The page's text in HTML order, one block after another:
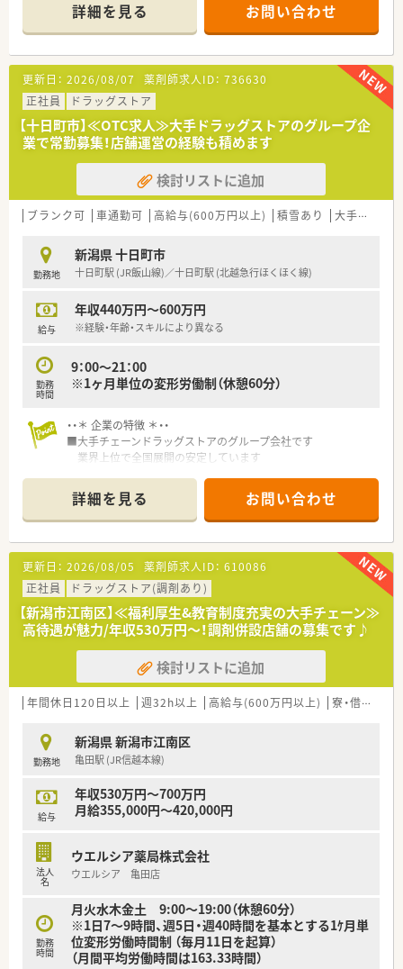
≪こんな企業です≫
■プライム上場している大手ドラッグストアのグループ企業で
す。
■創業から100年を迎えた歴史ある企業です。
■新潟県と福島県にて64店舗展開しています。
≪働く環境について≫
■メインの業務はOTC販売です。患者様からの相談やカウンセ
リングを行い商品提案を行います。
■レジ業務は専門の方にお任せして、OTC販売や医薬品補充、売
り場作りに専念出来ます。
■休みはシフトにより週休2日で年間休日110日あります。
■残業は月3時間程度でほぼ定時で帰ることが出来ます。
≪こんな方におすすめ≫
■安定した企業で長期就業したい方
■OTC専門薬剤師として働きたい方
詳細を見る お問い合わせ
更新日： 2026/08/07 薬剤師求人ID： 736630
正社員
ドラッグストア
【十日町市】≪OTC求人≫大手ドラッグストアのグループ企
業で常勤募集！店舗運営の経験も積めます
検討リストに追加
ブランク可 車通勤可 高給与(600万円以上) 積雪あり 大手チェーン以外
勤務地
新潟県 十日町市
十日町駅 (JR飯山線)／十日町駅 (北越急行ほくほく線)
給与
年収440万円～600万円
※経験・年齢・スキルにより異なる
勤務
時間
9：00～21：00
※1ヶ月単位の変形労働制（休憩60分）
・・＊ 企業の特徴 ＊・・
■大手チェーンドラッグストアのグループ会社です
業界上位で全国展開の安定しています
減しています。
薬剤師はレジ業務を軽減、OTCのカウンセリング販売や調剤に
集中することで
専門性を十分に発揮することができます。
■福利厚生充実！長く働くことを考えるなら安心です
詳細を見る お問い合わせ
更新日： 2026/08/05 薬剤師求人ID： 610086
正社員
ドラッグストア(調剤あり)
【新潟市江南区】≪福利厚生&教育制度充実の大手チェーン≫
高待遇が魅力/年収530万円～！調剤併設店舗の募集です♪
検討リストに追加
年間休日120日以上 週32h以上 高給与(600万円以上) 寮・借上社宅あり
勤務地
新潟県 新潟市江南区
亀田駅 (JR信越本線)
給与
年収530万円～700万円
月給355,000円～420,000円
法人
名
ウエルシア薬局株式会社
ウエルシア 亀田店
勤務
時間
月火水木金土 9:00～19:00（休憩60分）
※1日7～9時間、週5日・週40時間を基本とする1ｹ月単
位変形労働時間制 （毎月11日を起算）
（月間平均労働時間は163.33時間）